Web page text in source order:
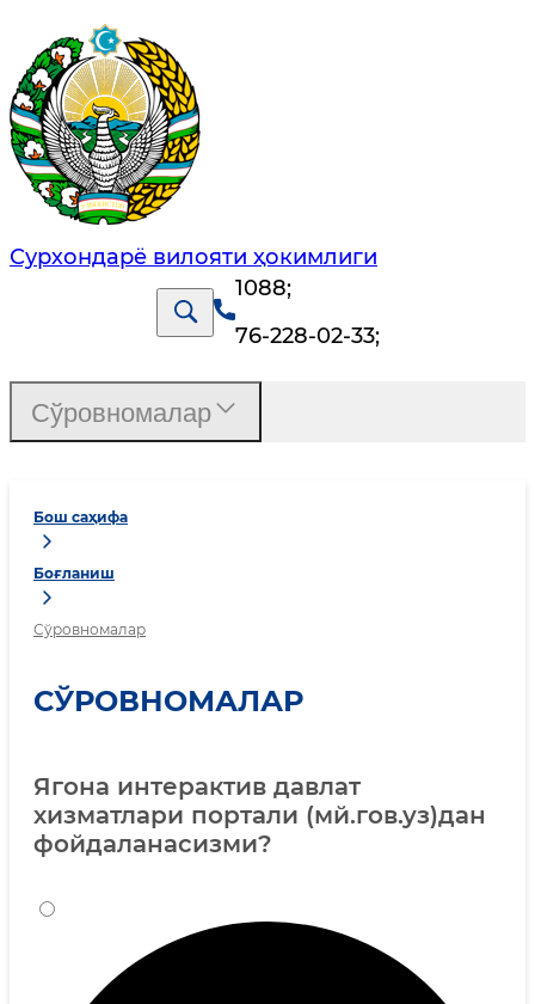
Сурхондарё вилояти ҳокимлиги
1088;
76-228-02-33;
Бош саҳифа
Боғланиш
Сўровномалар
СЎРОВНОМАЛАР
Ягона интерактив давлат
хизматлари портали (мй.гов.уз)дан
фойдаланасизми?
Сўровномалар